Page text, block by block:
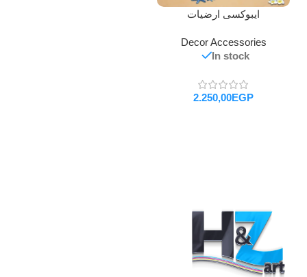
ايبوكسى ارضيات
Decor Accessories
In stock
EGP